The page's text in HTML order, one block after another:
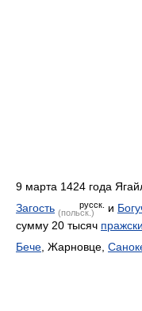
9 марта 1424 года
Загость (польск.)
русск. и
сумму 20 тысяч
Бече , Жарновце,